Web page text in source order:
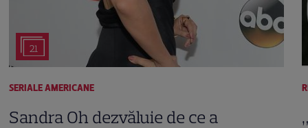
21
SERIALE AMERICANE
Sandra Oh dezvăluie de ce a